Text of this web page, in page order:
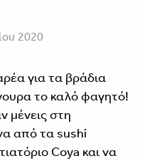
2020
για τα βράδια
το καλό φαγητό!
μένεις στη
από τα sushi
Coya και να